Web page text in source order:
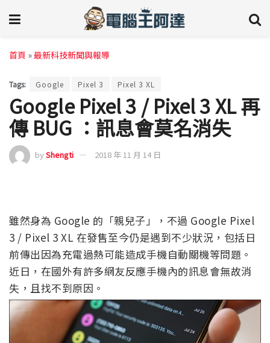
首頁 »最新科技新聞與報導
Tags: Google Pixel 3 Pixel 3 XL
Google Pixel 3 / Pixel 3 XL 再
傳 BUG ：訊息會莫名消失
byShengti 2018 年 11 月 14 日
雖然身為 Google 的「親兒子」，不過 Google Pixel
3 / Pixel 3 XL 在發售至今仍是遇到不少狀況，包括日
前傳出因為充電過熱可能造成手機自動關機等問題。
近日，在國外有許多網友反應手機內的訊息會無故消
失，且找不到原因。